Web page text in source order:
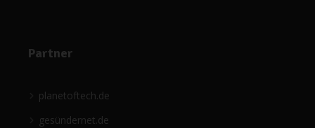
Partner
planetoftech.de
gesündernet.de